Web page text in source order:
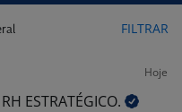
FILTRAR
Hoje
ESTRATÉGICO.